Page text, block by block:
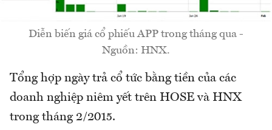
Diễn biến giá cổ phiếu APP trong tháng qua -
Nguồn: HNX.
Tổng hợp ngày trả cổ tức bằng tiền của các
doanh nghiệp niêm yết trên HOSE và HNX
trong tháng 2/2015.